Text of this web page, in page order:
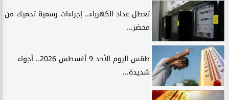
تعطل عداد الكهرباء.. إجراءات رسمية تحميك من
محضر...
طقس اليوم الأحد 9 أغسطس 2026.. أجواء
شديدة...